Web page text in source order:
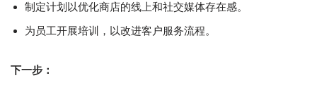
制定计划以优化商店的线上和社交媒体存在感。
为员工开展培训，以改进客户服务流程。
下一步：